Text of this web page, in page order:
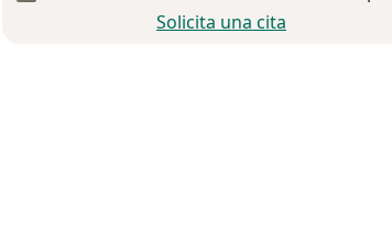
Solicita una cita